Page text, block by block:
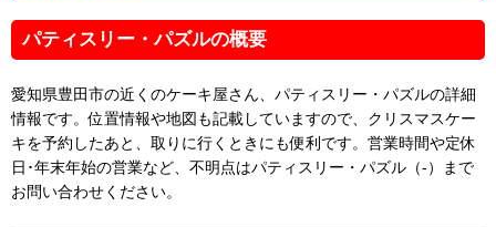
パティスリー・パズルの概要
愛知県豊田市の近くのケーキ屋さん、パティスリー・パズルの詳細
情報です。位置情報や地図も記載していますので、クリスマスケー
キを予約したあと、取りに行くときにも便利です。営業時間や定休
日･年末年始の営業など、不明点はパティスリー・パズル（-）まで
お問い合わせください。